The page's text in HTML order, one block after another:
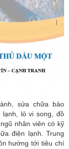
sửa chữa bảo
lò vi song, đồ
nhân viên có kỹ
điện lạnh. Trung
hướng tới tiêu chí